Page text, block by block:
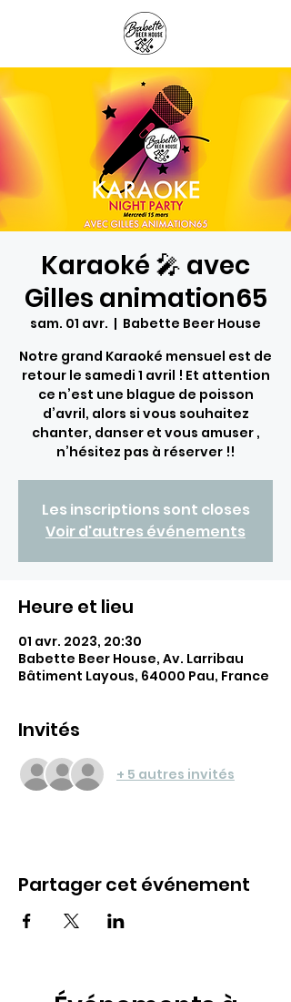
Karaoké 🎤 avec
Gilles animation65
sam. 01 avr.
  |
Babette Beer House
Notre grand Karaoké mensuel est de
retour le samedi 1 avril ! Et attention
ce n’est une blague de poisson
d’avril, alors si vous souhaitez
chanter, danser et vous amuser ,
n’hésitez pas à réserver !!
Les inscriptions sont closes
Voir d'autres événements
Heure et lieu
01 avr. 2023, 20:30
Babette Beer House, Av. Larribau
Bâtiment Layous, 64000 Pau, France
Invités
+ 5 autres invités
Partager cet événement